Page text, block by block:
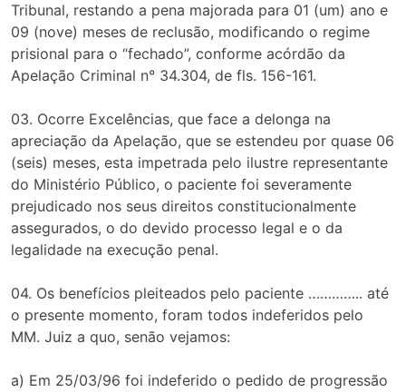
Tribunal, restando a pena majorada para 01 (um) ano e
09 (nove) meses de reclusão, modificando o regime
prisional para o “fechado”, conforme acórdão da
Apelação Criminal n° 34.304, de fls. 156-161.
03. Ocorre Excelências, que face a delonga na
apreciação da Apelação, que se estendeu por quase 06
(seis) meses, esta impetrada pelo ilustre representante
do Ministério Público, o paciente foi severamente
prejudicado nos seus direitos constitucionalmente
assegurados, o do devido processo legal e o da
legalidade na execução penal.
04. Os benefícios pleiteados pelo paciente ………….. até
o presente momento, foram todos indeferidos pelo
MM. Juiz a quo, senão vejamos:
a) Em 25/03/96 foi indeferido o pedido de progressão